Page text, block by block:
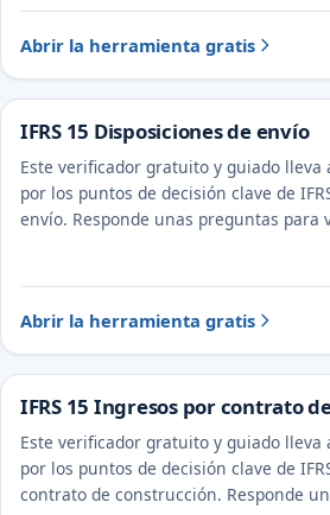
Abrir la herramienta gratis
IFRS 15 Disposiciones de envío
Este verificador gratuito y guiado lleva
por los puntos de decisión clave de
envío. Responde unas preguntas
Abrir la herramienta gratis
IFRS 15 Ingresos por contrato
Este verificador gratuito y guiado lleva
por los puntos de decisión clave de
contrato de construcción. Responde